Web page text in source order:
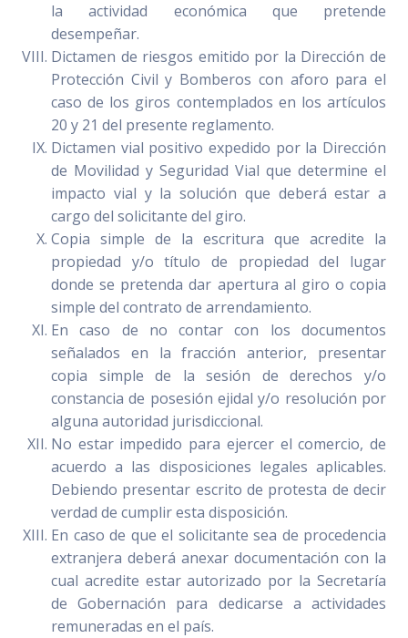
la actividad económica que pretende
desempeñar.
Dictamen de riesgos emitido por la Dirección de
Protección Civil y Bomberos con aforo para el
caso de los giros contemplados en los artículos
20 y 21 del presente reglamento.
Dictamen vial positivo expedido por la Dirección
de Movilidad y Seguridad Vial que determine el
impacto vial y la solución que deberá estar a
cargo del solicitante del giro.
Copia simple de la escritura que acredite la
propiedad y/o título de propiedad del lugar
donde se pretenda dar apertura al giro o copia
simple del contrato de arrendamiento.
En caso de no contar con los documentos
señalados en la fracción anterior, presentar
copia simple de la sesión de derechos y/o
constancia de posesión ejidal y/o resolución por
alguna autoridad jurisdiccional.
No estar impedido para ejercer el comercio, de
acuerdo a las disposiciones legales aplicables.
Debiendo presentar escrito de protesta de decir
verdad de cumplir esta disposición.
En caso de que el solicitante sea de procedencia
extranjera deberá anexar documentación con la
cual acredite estar autorizado por la Secretaría
de Gobernación para dedicarse a actividades
remuneradas en el país.